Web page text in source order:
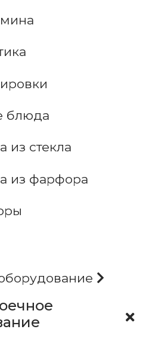
блюда
из стекла
из фарфора